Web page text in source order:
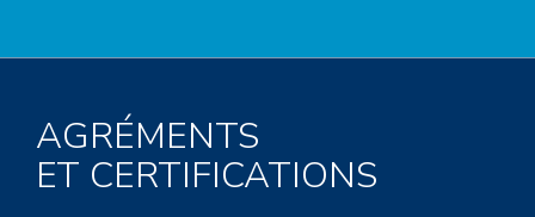
AGRÉMENTS
ET CERTIFICATIONS